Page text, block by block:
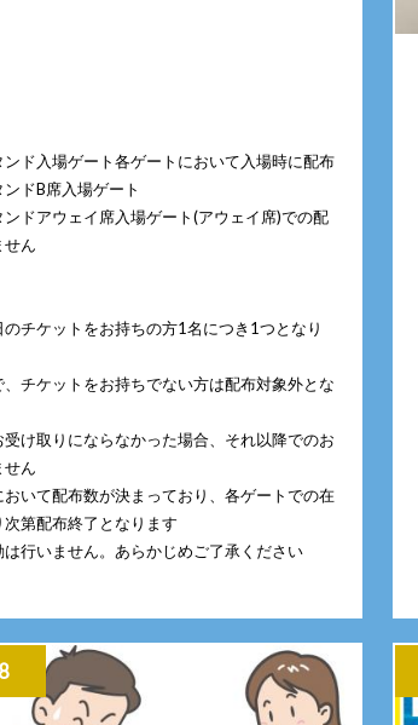
ンド入場ゲート各ゲートにおいて入場時に配布
ンドB席入場ゲート
ドアウェイ席入場ゲート(アウェイ席)での配
せん
チケットをお持ちの方1名につき1つとなり
チケットをお持ちでない方は配布対象外とな
け取りにならなかった場合、それ以降でのお
せん
いて配布数が決まっており、各ゲートでの在
次第配布終了となります
行いません。あらかじめご了承ください